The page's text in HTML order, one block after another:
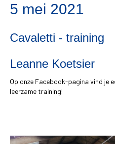
5 mei 2021
Cavaletti - training
Leanne Koetsier
Op onze Facebook-pagina vind je
leerzame training!